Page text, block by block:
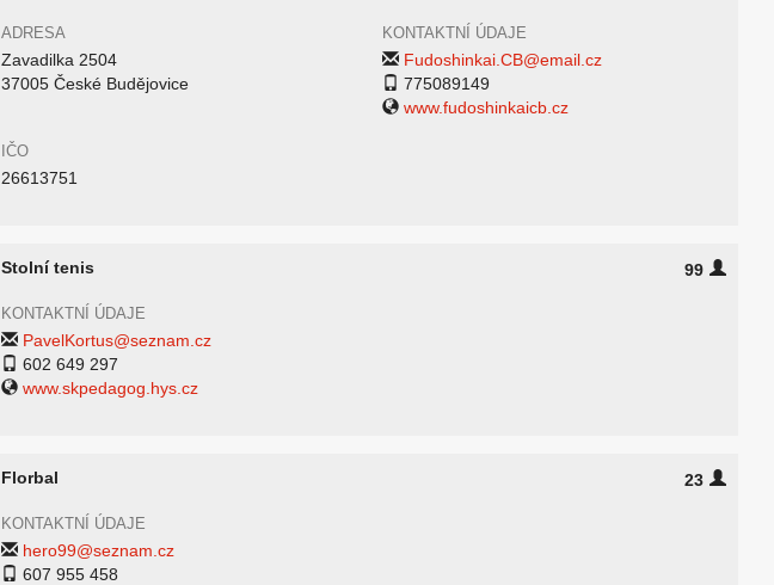
ADRESA
Zavadilka 2504
37005 České Budějovice
KONTAKTNÍ ÚDAJE
Fudoshinkai.CB@email.cz
775089149
www.fudoshinkaicb.cz
IČO
26613751
Stolní tenis 99
KONTAKTNÍ ÚDAJE
PavelKortus@seznam.cz
602 649 297
www.skpedagog.hys.cz
Florbal 23
KONTAKTNÍ ÚDAJE
hero99@seznam.cz
607 955 458